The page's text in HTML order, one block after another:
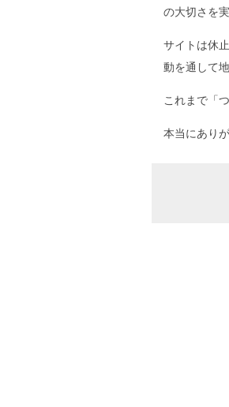
の大切さを
サイトは休
動を通して
これまで「
本当にあり